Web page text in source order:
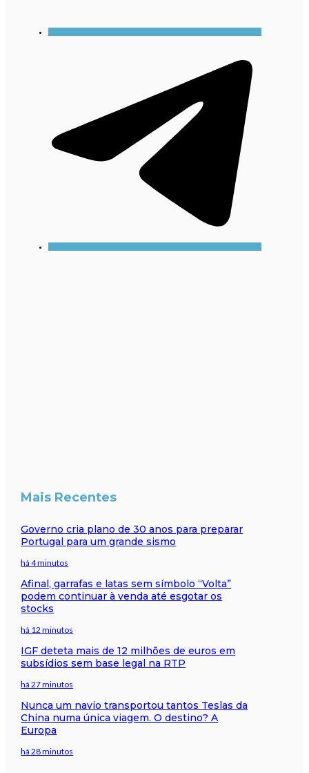
Mais Recentes
Governo cria plano de 30 anos para preparar
Portugal para um grande sismo
há 4 minutos
Afinal, garrafas e latas sem símbolo “Volta”
podem continuar à venda até esgotar os
stocks
há 12 minutos
IGF deteta mais de 12 milhões de euros em
subsídios sem base legal na RTP
há 27 minutos
Nunca um navio transportou tantos Teslas da
China numa única viagem. O destino? A
Europa
há 28 minutos